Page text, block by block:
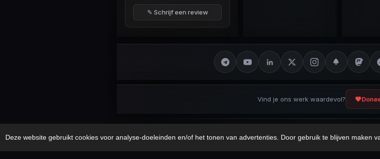
Deze website gebruikt cookies voor analyse-doeleinden en/of het tonen van advertenties. Door gebruik te blijven maken
✎ Schrijf een review
Vind je ons werk waardevol?
Security Disclaimer Security.txt AI Bot Disclaimer Privacybeleid Cookieverklaring Sitemap
© 2017 – 2026 Cybercrimeinfo